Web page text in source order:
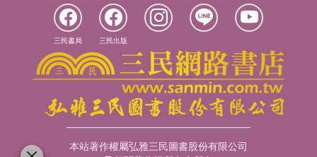
三民書局 三民出版
本站著作權屬弘雅三民圖書股份有限公司